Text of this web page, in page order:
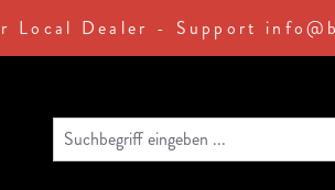
Local Dealer - Support